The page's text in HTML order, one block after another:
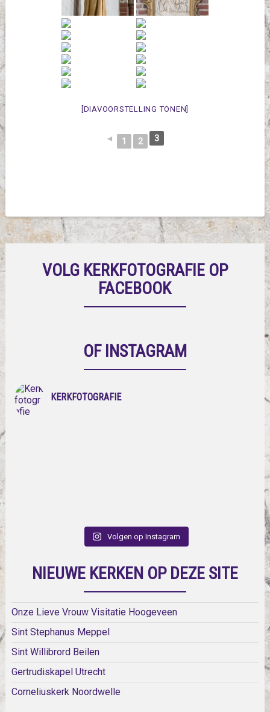
[DIAVOORSTELLING TONEN]
◄ 1 2 3
VOLG KERKFOTOGRAFIE OP
FACEBOOK
OF INSTAGRAM
KERKFOTOGRAFIE
Volgen op Instagram
NIEUWE KERKEN OP DEZE SITE
Onze Lieve Vrouw Visitatie Hoogeveen
Sint Stephanus Meppel
Sint Willibrord Beilen
Gertrudiskapel Utrecht
Corneliuskerk Noordwelle